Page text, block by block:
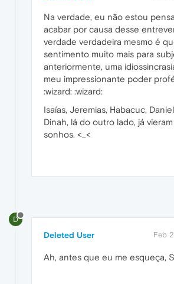
Na verdade, eu não estou
acabar por causa desse
verdade verdadeira mesmo é
sentimento muito mais para
anteriormente, uma
meu impressionante poder
:wizard: :wizard:
Isaías, Jeremias, Habacuc,
Dinah, lá do outro lado, já
sonhos. <_<
D
Deleted User Feb
Ah, antes que eu me esqueça,